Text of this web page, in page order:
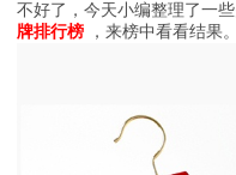
不好了，今天小编整理了一
牌排行榜
，来榜中看看结果。